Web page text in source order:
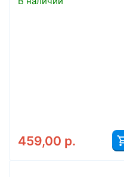
459,00 р.